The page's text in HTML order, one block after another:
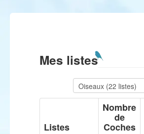
Mes listes
Listes
Nombre
de
Coches